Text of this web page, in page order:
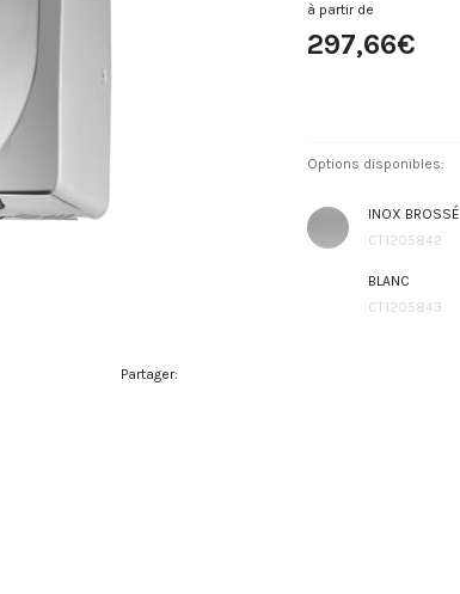
à partir de
297,66€
Options disponibles:
INOX BROSSÉ
CT1205842
BLANC
CT1205843
Partager: